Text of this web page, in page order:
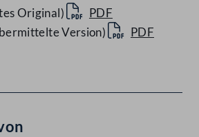
Original)
PDF
Version)
PDF